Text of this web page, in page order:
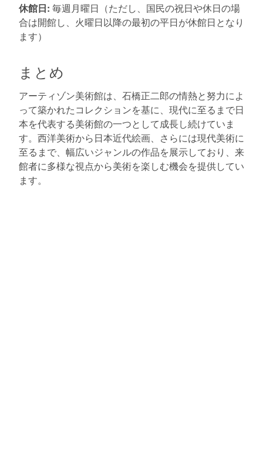
休館日: 毎週月曜日（ただし、国民の祝日や休日の場
合は開館し、火曜日以降の最初の平日が休館日となり
ます）
まとめ
アーティゾン美術館は、石橋正二郎の情熱と努力によ
って築かれたコレクションを基に、現代に至るまで日
本を代表する美術館の一つとして成長し続けていま
す。西洋美術から日本近代絵画、さらには現代美術に
至るまで、幅広いジャンルの作品を展示しており、来
館者に多様な視点から美術を楽しむ機会を提供してい
ます。